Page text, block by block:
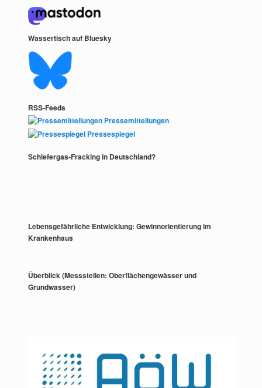
Wassertisch auf Bluesky
RSS-Feeds
Pressemitteilungen
Pressespiegel
Schiefergas-Fracking in Deutschland?
Lebensgefährliche Entwicklung: Gewinnorientierung im
Krankenhaus
Überblick (Messstellen: Oberflächengewässer und
Grundwasser)